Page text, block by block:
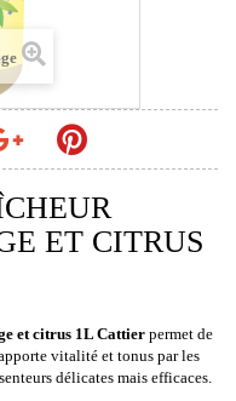
ET CITRUS
et citrus 1L Cattier permet de
vitalité et tonus par les
délicates mais efficaces.